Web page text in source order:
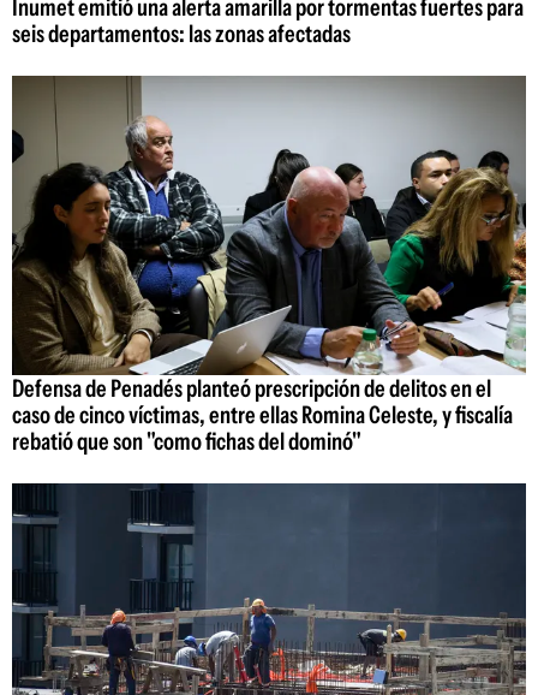
Inumet emitió una alerta amarilla por tormentas fuertes para
seis departamentos: las zonas afectadas
Defensa de Penadés planteó prescripción de delitos en el
caso de cinco víctimas, entre ellas Romina Celeste, y fiscalía
rebatió que son "como fichas del dominó"